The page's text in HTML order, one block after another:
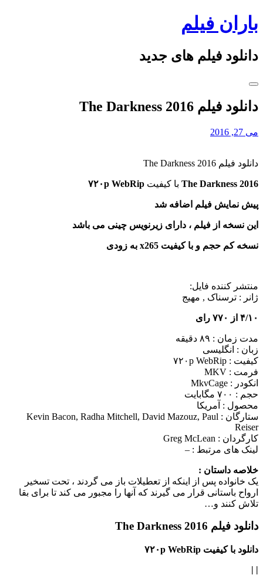
Skip
to
content
باران فیلم
دانلود فیلم های جدید
دانلود فیلم The Darkness 2016
می 27, 2016
دانلود فیلم The Darkness 2016
The Darkness 2016 با کیفیت ۷۲۰p WebRip
پیش نمایش فیلم اضافه شد
این نسخه از فیلم ، دارای زیرنویس چینی می باشد
نسخه کم حجم و با کیفیت x265 به زودی
منتشر کننده فایل:
ژانر : ترسناک , مهیج
۴/۱۰ از ۷۷۰ رای
مدت زمان : ۸۹ دقیقه
زبان : انگلیسی
کیفیت : ۷۲۰p WebRip
فرمت : MKV
انکودر : MkvCage
حجم : ۷۰۰ مگابایت
محصول : آمریکا
ستارگان : Kevin Bacon, Radha Mitchell, David Mazouz, Paul
Reiser
کارگردان : Greg McLean
لینک های مرتبط : –
خلاصه داستان :
یک خانواده پس از اینکه از تعطیلات باز می گردند ، تحت تسخیر
ارواح باستانی قرار می گیرند که آنها را مجبور می کند تا برای بقا
تلاش کنند و…
دانلود فیلم The Darkness 2016
دانلود با کیفیت ۷۲۰p WebRip
|
|